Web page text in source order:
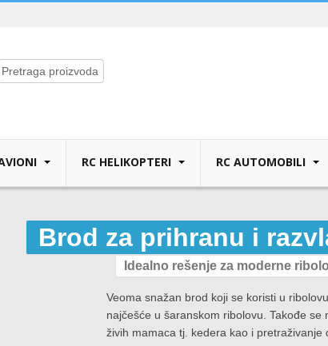
RC HELIKOPTERI RC AUTOMOBILI
Brod za prihranu i
Idealno rešenje za moderne
Veoma snažan brod koji se koristi u
najčešće u šaranskom ribolovu. Takođe se
živih mamaca tj. kedera kao i pretraživanje